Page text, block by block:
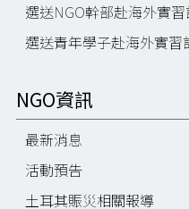
選送NGO幹部赴海外實
選送青年學子赴海外實習
NGO資訊
最新消息
活動預告
土耳其賑災相關報導